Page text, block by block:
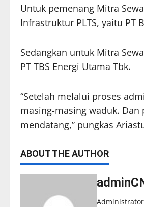
Untuk pemenang Mitra
Infrastruktur PLTS, yaitu PT
Sedangkan untuk Mitra
PT TBS Energi Utama Tbk.
“Setelah melalui proses
masing-masing waduk. Dan
mendatang,” pungkas
ABOUT THE AUTHOR
Administrator